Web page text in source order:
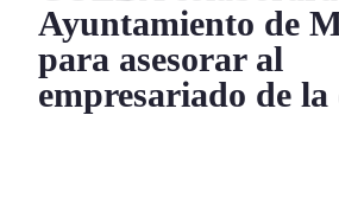
Ayuntamiento de
para asesorar al
empresariado de la